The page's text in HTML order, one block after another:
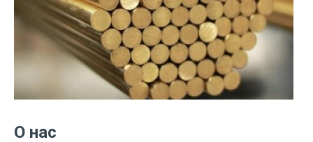
О нас